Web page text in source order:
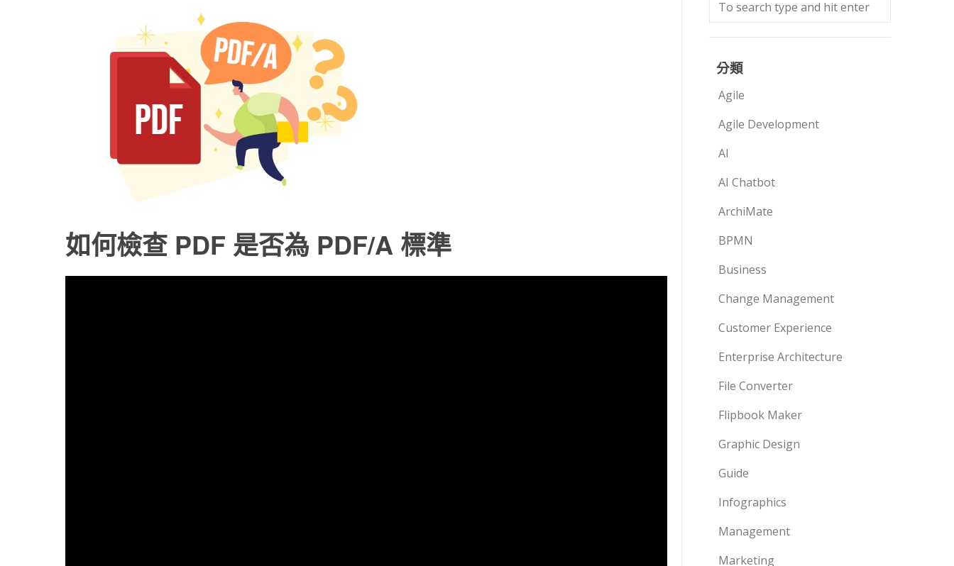
如何檢查 PDF 是否為 PDF/A 標準
分類
Agile
Agile Development
AI
AI Chatbot
ArchiMate
BPMN
Business
Change Management
Customer Experience
Enterprise Architecture
File Converter
Flipbook Maker
Graphic Design
Guide
Infographics
Management
Marketing